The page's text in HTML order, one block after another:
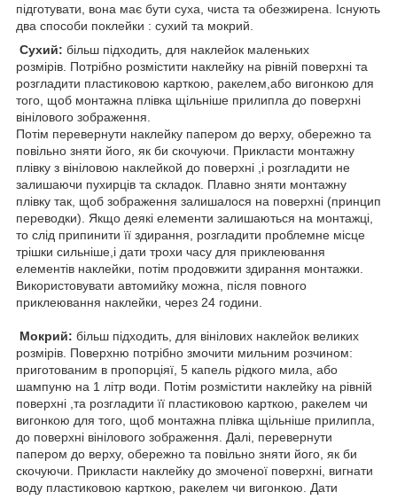
підготувати, вона має бути суха, чиста та обезжирена. Існують
два способи поклейки : сухий та мокрий.
Сухий: більш підходить, для наклейок маленьких
розмірів. Потрібно розмістити наклейку на рівній поверхні та
розгладити пластиковою карткою, ракелем,або вигонкою для
того, щоб монтажна плівка щільніше прилипла до поверхні
вінілового зображення.
Потім перевернути наклейку папером до верху, обережно та
повільно зняти його, як би скочуючи. Прикласти монтажну
плівку з вініловою наклейкой до поверхні ,і розгладити не
залишаючи пухирців та складок. Плавно зняти монтажну
плівку так, щоб зображення залишалося на поверхні (принцип
переводки). Якщо деякі елементи залишаються на монтажці,
то слід припинити її здирання, розгладити проблемне місце
трішки сильніше,і дати трохи часу для приклеювання
елементів наклейки, потім продовжити здирання монтажки.
Використовувати автомийку можна, після повного
приклеювання наклейки, через 24 години.
Мокрий: більш підходить, для вінілових наклейок великих
розмірів. Поверхню потрібно змочити мильним розчином:
приготованим в пропорціяї, 5 капель рідкого мила, або
шампуню на 1 літр води. Потім розмістити наклейку на рівній
поверхні ,та розгладити її пластиковою карткою, ракелем чи
вигонкою для того, щоб монтажна плівка щільніше прилипла,
до поверхні вінілового зображення. Далі, перевернути
папером до верху, обережно та повільно зняти його, як би
скочуючи. Прикласти наклейку до змоченої поверхні, вигнати
воду пластиковою карткою, ракелем чи вигонкою. Дати